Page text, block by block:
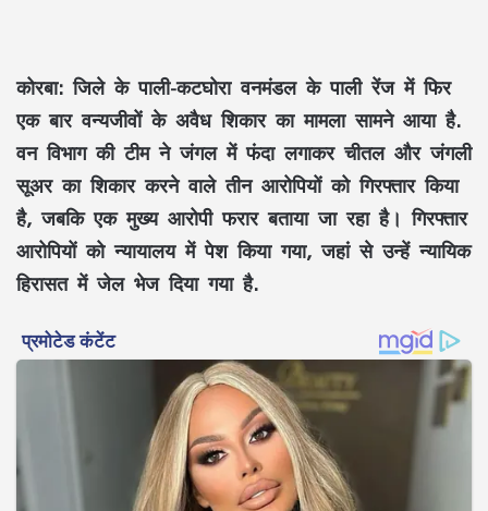
कोरबा: जिले के पाली-कटघोरा वनमंडल के पाली रेंज में फिर
एक बार वन्यजीवों के अवैध शिकार का मामला सामने आया है.
वन विभाग की टीम ने जंगल में फंदा लगाकर चीतल और जंगली
सूअर का शिकार करने वाले तीन आरोपियों को गिरफ्तार किया
है, जबकि एक मुख्य आरोपी फरार बताया जा रहा है। गिरफ्तार
आरोपियों को न्यायालय में पेश किया गया, जहां से उन्हें न्यायिक
हिरासत में जेल भेज दिया गया है.